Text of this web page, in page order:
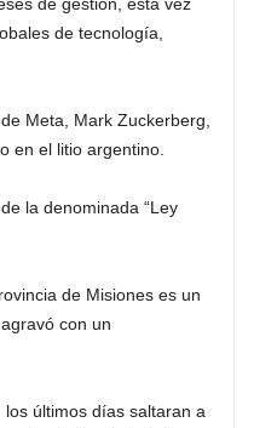
de tecnología,
Meta, Mark Zuckerberg,
en el litio argentino.
la denominada “Ley
de Misiones es un
con un
últimos días saltaran a